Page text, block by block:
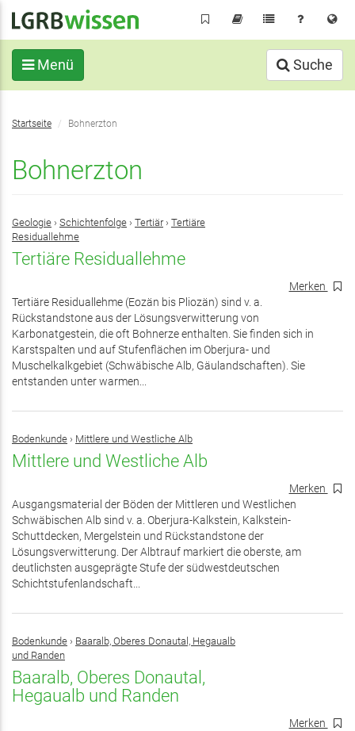
Inhalt
Menü Suche
Sie
hier:
Startseite Bohnerzton
Bohnerzton
Geologie › Schichtenfolge › Tertiär› Tertiäre
Residuallehme
Tertiäre Residuallehme
Merken
Tertiäre Residuallehme (Eozän bis Pliozän) sind v. a.
Rückstandstone aus der Lösungsverwitterung von
Karbonatgestein, die oft Bohnerze enthalten. Sie finden sich in
Karstspalten und auf Stufenflächen im Oberjura- und
Muschelkalkgebiet (Schwäbische Alb, Gäulandschaften). Sie
entstanden unter warmen...
Bodenkunde › Mittlere und Westliche Alb
Mittlere und Westliche Alb
Merken
Ausgangsmaterial der Böden der Mittleren und Westlichen
Schwäbischen Alb sind v. a. Oberjura-Kalkstein, Kalkstein-
Schuttdecken, Mergelstein und Rückstandstone der
Lösungsverwitterung. Der Albtrauf markiert die oberste, am
deutlichsten ausgeprägte Stufe der südwestdeutschen
Schichtstufenlandschaft...
Bodenkunde › Baaralb, Oberes Donautal, Hegaualb
und Randen
Baaralb, Oberes Donautal,
Hegaualb und Randen
Merken